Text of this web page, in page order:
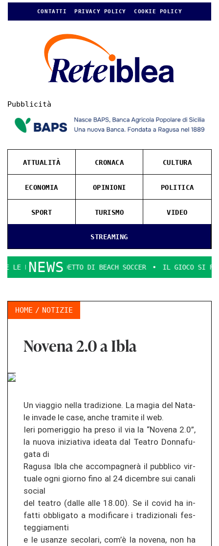
CONTATTI PRIVACY POLICY COOKIE POLICY
Pubblicità
STREAMING
ATTUALITÀ CRONACA CULTURA
ECONOMIA OPINIONI POLITICA
SPORT TURISMO VIDEO
NEWS
SCUDETTO DI BEACH SOCCER IL GIOCO SI FA DURO. IL
HOME NOTIZIE
Novena 2.0 a Ibla
Un viag­gio nella tra­di­zio­ne. La magia del Na­ta­
le in­va­de le case, anche tra­mi­te il web.
Ieri po­me­rig­gio ha preso il via la “No­ve­na 2.0”,
la nuova in­izia­ti­va idea­ta dal Tea­tro Don­na­fu­
ga­ta di
Ra­gu­sa Ibla che accompagnerà il pu­bbli­co vir­
tua­le ogni gior­no fino al 24 di­cem­bre sui ca­na­li
so­cial
del tea­tro (dalle alle 18.00). Se il covid ha in­
fat­ti ob­bli­ga­to a mo­di­fi­ca­re i tra­di­zio­na­li fes­
teg­gia­men­ti
e le usan­ze se­co­la­ri, com’è la no­ve­na, non ha